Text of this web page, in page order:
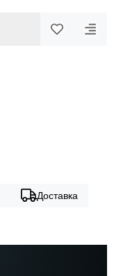
Доставка